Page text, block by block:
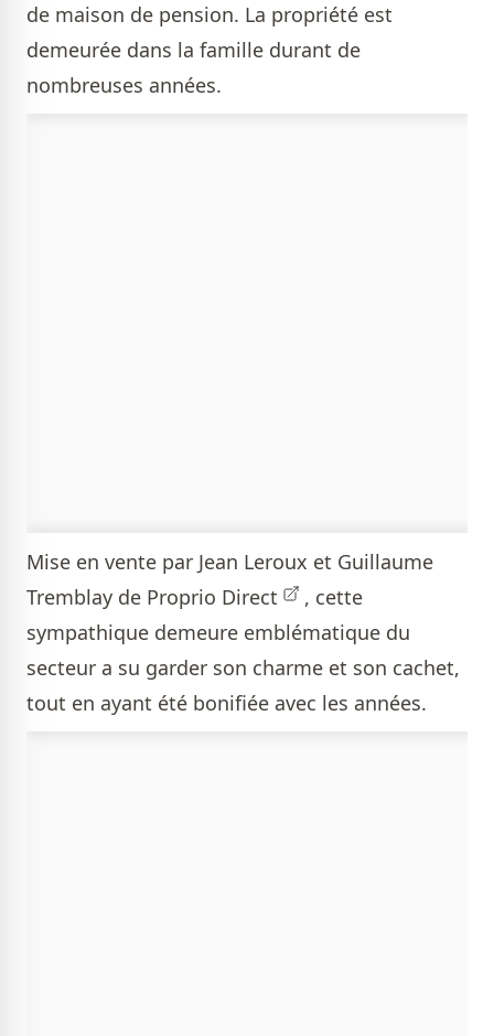
de maison de pension. La propriété est
demeurée dans la famille durant de
nombreuses années.
Mise en vente par Jean Leroux et Guillaume
Tremblay de Proprio Direct
, cette
sympathique demeure emblématique du
secteur a su garder son charme et son cachet,
tout en ayant été bonifiée avec les années.